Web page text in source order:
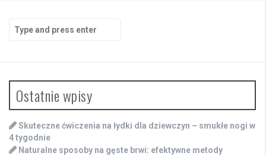
Search
for:
Ostatnie wpisy
Skuteczne ćwiczenia na łydki dla dziewczyn – smukłe nogi w
4 tygodnie
Naturalne sposoby na gęste brwi: efektywne metody